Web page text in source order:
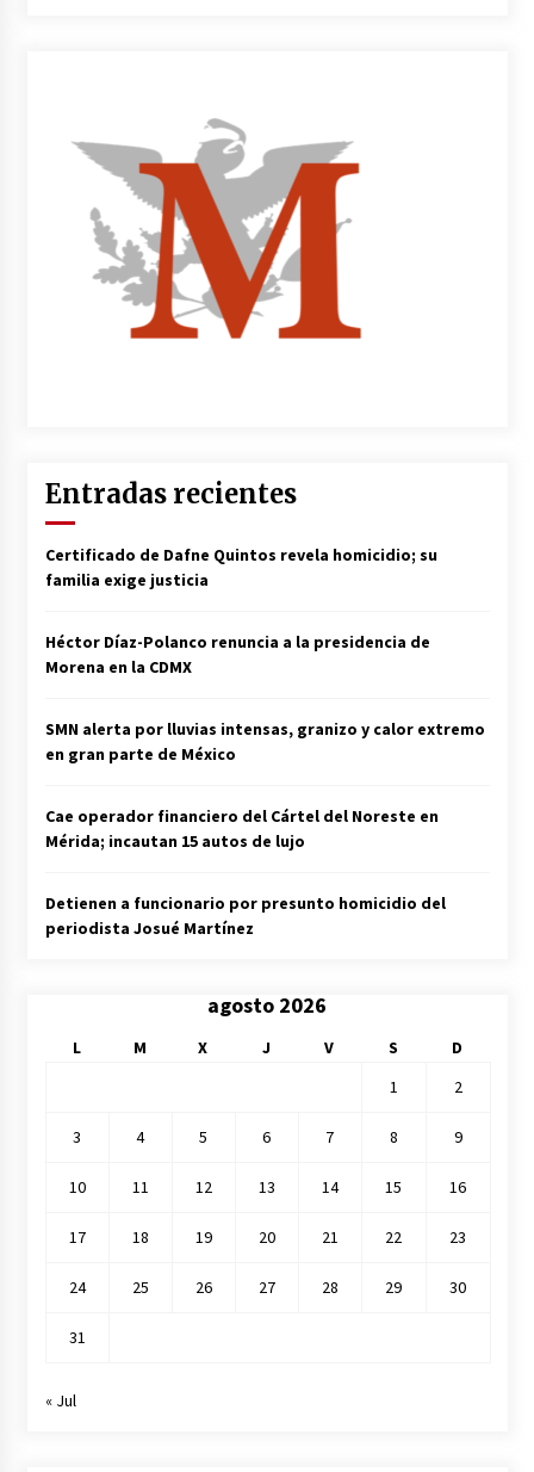
Entradas recientes
Certificado de Dafne Quintos revela homicidio; su
familia exige justicia
Héctor Díaz-Polanco renuncia a la presidencia de
Morena en la CDMX
SMN alerta por lluvias intensas, granizo y calor extremo
en gran parte de México
Cae operador financiero del Cártel del Noreste en
Mérida; incautan 15 autos de lujo
Detienen a funcionario por presunto homicidio del
periodista Josué Martínez
agosto 2026
L M X J V S
D
1
2
3 4 5 6 7 8 9
10 11 12 13 14 15 16
17 18 19 20 21 22 23
24 25 26 27 28 29 30
31
« Jul